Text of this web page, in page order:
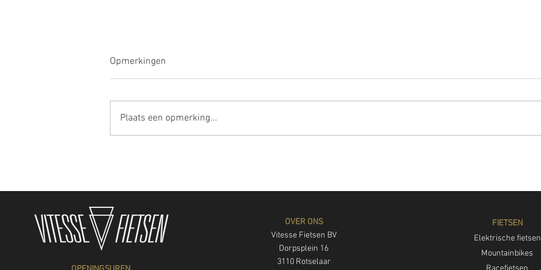
Opendeurweekend 2025
Opmerkingen
Plaats een opmerking...
OVER ONS
Vitesse Fietsen BV
Dorpsplein 16
3110 Rotselaar
FIETSEN
Elektrische fietsen
Mountainbikes